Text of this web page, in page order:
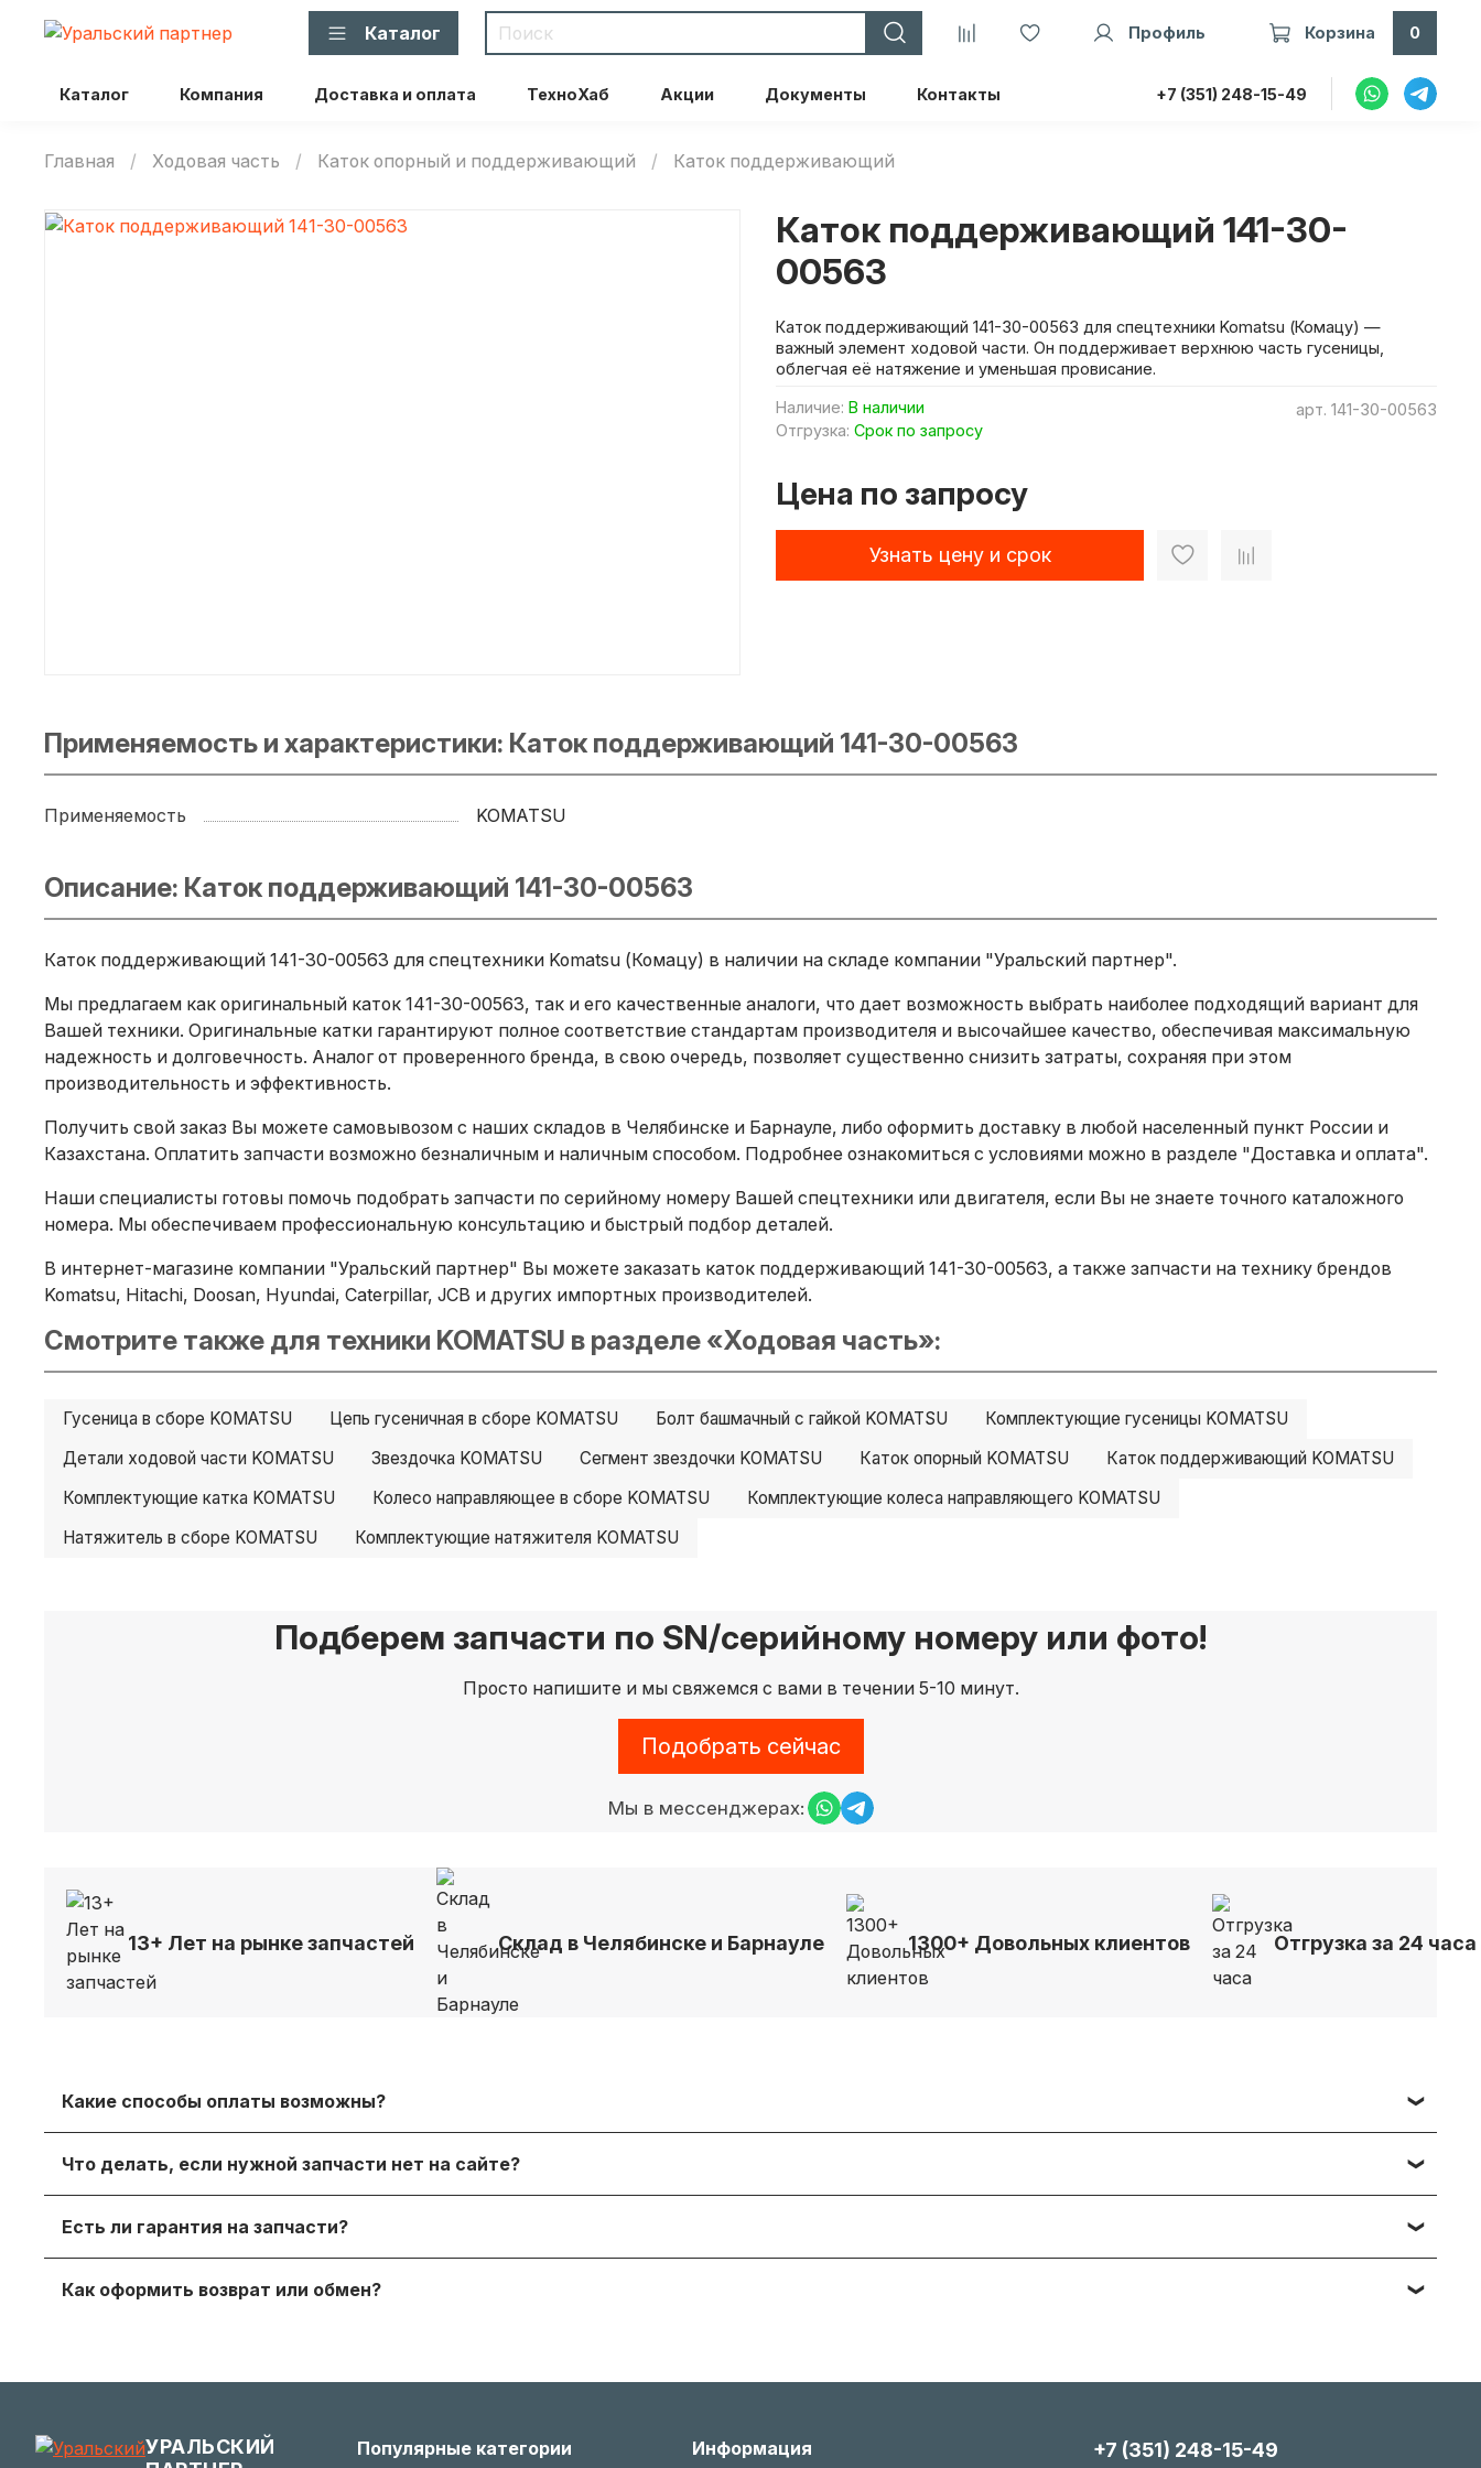
Каталог Компания Доставка и оплата ТехноХаб Акции Документы Контакты +7 (351) 248-15-49
Каталог Профиль Корзина 0
Главная Ходовая часть Каток опорный и поддерживающий Каток поддерживающий
арт. 141-30-00563
Наличие: В наличии
Отгрузка: Срок по запросу
Каток поддерживающий 141-30-
00563
Цена по запросу
Узнать цену и срок
Каток поддерживающий 141-30-00563 для спецтехники Komatsu (Комацу) —
важный элемент ходовой части. Он поддерживает верхнюю часть гусеницы,
облегчая её натяжение и уменьшая провисание.
Применяемость и характеристики: Каток поддерживающий 141-30-00563
Применяемость KOMATSU
Описание: Каток поддерживающий 141-30-00563
Каток поддерживающий 141-30-00563 для спецтехники Komatsu (Комацу) в наличии на складе компании "Уральский партнер".
Мы предлагаем как оригинальный каток 141-30-00563, так и его качественные аналоги, что дает возможность выбрать наиболее подходящий вариант для
Вашей техники. Оригинальные катки гарантируют полное соответствие стандартам производителя и высочайшее качество, обеспечивая максимальную
надежность и долговечность. Аналог от проверенного бренда, в свою очередь, позволяет существенно снизить затраты, сохраняя при этом
производительность и эффективность.
Получить свой заказ Вы можете самовывозом с наших складов в Челябинске и Барнауле, либо оформить доставку в любой населенный пункт России и
Казахстана. Оплатить запчасти возможно безналичным и наличным способом. Подробнее ознакомиться с условиями можно в разделе "Доставка и оплата".
Наши специалисты готовы помочь подобрать запчасти по серийному номеру Вашей спецтехники или двигателя, если Вы не знаете точного каталожного
номера. Мы обеспечиваем профессиональную консультацию и быстрый подбор деталей.
В интернет-магазине компании "Уральский партнер" Вы можете заказать каток поддерживающий 141-30-00563, а также запчасти на технику брендов
Komatsu, Hitachi, Doosan, Hyundai, Caterpillar, JCB и других импортных производителей.
Смотрите также для техники KOMATSU в разделе «Ходовая часть»:
Гусеница в сборе KOMATSU Цепь гусеничная в сборе KOMATSU Болт башмачный с гайкой KOMATSU
Комплектующие гусеницы KOMATSU
Детали ходовой части KOMATSU
Звездочка KOMATSU Сегмент звездочки KOMATSU Каток опорный KOMATSU
Каток поддерживающий KOMATSU
Комплектующие катка KOMATSU
Колесо направляющее в сборе KOMATSU
Комплектующие колеса направляющего KOMATSU
Натяжитель в сборе KOMATSU
Комплектующие натяжителя KOMATSU
Подберем запчасти по SN/серийному номеру или фото!
Просто напишите и мы свяжемся с вами в течении 5-10 минут.
Подобрать сейчас
Мы в мессенджерах:
13+ Лет на рынке запчастей Склад в Челябинске и Барнауле 1300+ Довольных клиентов Отгрузка за 24 часа
Какие способы оплаты возможны?
онлайн‑оплату.
Что делать, если нужной запчасти нет на сайте?
достойный вариант.
Есть ли гарантия на запчасти?
получите с заказом или по запросу у менеджера.
Как оформить возврат или обмен?
УРАЛЬСКИЙ
Популярные категории Информация +7 (351) 248-15-49